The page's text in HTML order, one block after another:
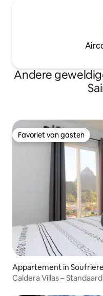
Andere
Favoriet van gasten
Favoriet van gasten
Appartement in Soufriere
Caldera Villas –